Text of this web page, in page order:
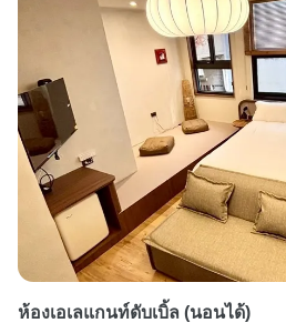
ห้องเอเลแกนท์ดับเบิ้ล (นอนได้)